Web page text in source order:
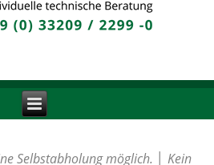
Selbstabholung möglich. │ Kein